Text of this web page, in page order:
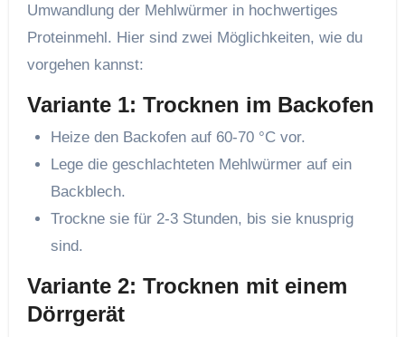
Umwandlung der Mehlwürmer in hochwertiges
Proteinmehl. Hier sind zwei Möglichkeiten, wie du
vorgehen kannst:
Variante 1: Trocknen im Backofen
Heize den Backofen auf 60-70 °C vor.
Lege die geschlachteten Mehlwürmer auf ein
Backblech.
Trockne sie für 2-3 Stunden, bis sie knusprig
sind.
Variante 2: Trocknen mit einem
Dörrgerät